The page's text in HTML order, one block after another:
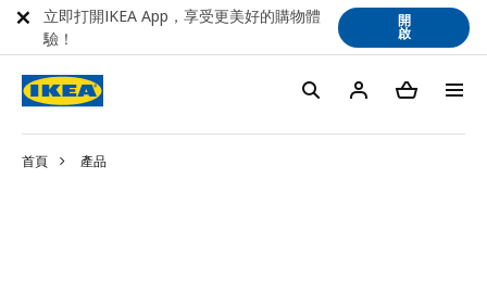
首頁 產品
立即打開IKEA App，享受更美好的購物體
驗！
開
啟